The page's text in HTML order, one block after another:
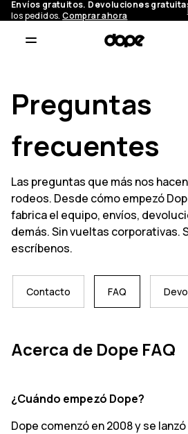
Envíos gratuitos. Devoluciones
los pedidos.Comprar ahora
Preguntas
frecuentes
Las preguntas que más nos
rodeos. Desde cómo empezó
fabrica el equipo, envíos,
demás. Sin vueltas corporativas.
escríbenos.
Contacto FAQ
Acerca de Dope FAQ
¿Cuándo empezó Dope?
Dope comenzó en 2008 y se